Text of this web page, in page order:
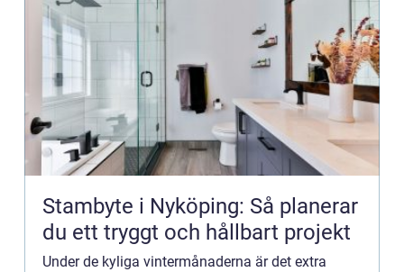
Stambyte i Nyköping: Så planerar
du ett tryggt och hållbart projekt
Under de kyliga vintermånaderna är det extra